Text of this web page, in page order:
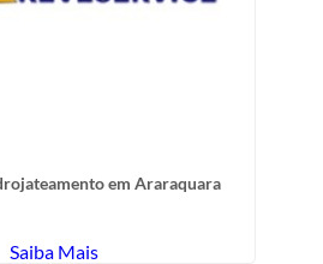
em Araraquara
Saiba Mais